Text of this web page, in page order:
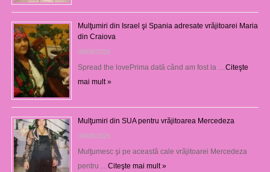
Mulţumiri din Israel şi Spania adresate vrăjitoarei Maria
din Craiova
08/08/2026
Spread the lovePrima dată când am fost la … Citeşte
mai mult »
Mulţumiri din SUA pentru vrăjitoarea Mercedeza
08/08/2026
Mulţumesc şi pe această cale vrăjitoarei Mercedeza
pentru … Citeşte mai mult »